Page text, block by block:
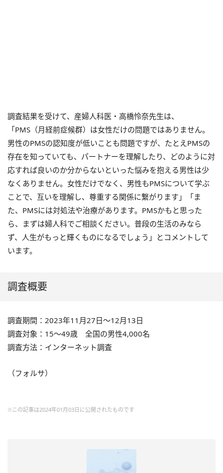
調査結果を受けて、 産婦人科医・高橋怜奈先生は、
「PMS（月経前症候群）は女性だけの問題ではありません。
男性のPMSの認知度が低いことも問題ですが、たとえPMSの
存在を知っていても、パートナーを理解したり、どのように対
応すれば良いのか分からないといった悩みを抱える男性は少
なくありません。女性だけでなく、男性もPMSについて学ぶ
ことで、互いを理解し、尊重する関係に繋がります」「ま
た、PMSには対処法や治療があります。PMSかもと思った
ら、まずは婦人科でご相談ください。普段の生活のみなら
ず、人生がもっと輝くものになるでしょう」とコメントして
います。
調査概要
調査期間：2023年11月27日～12月13日
調査対象：15～49歳 全国の男性4,000名
調査方法：インターネット調査
（フォルサ）
※この記事は2024年01月03日に公開されたものです